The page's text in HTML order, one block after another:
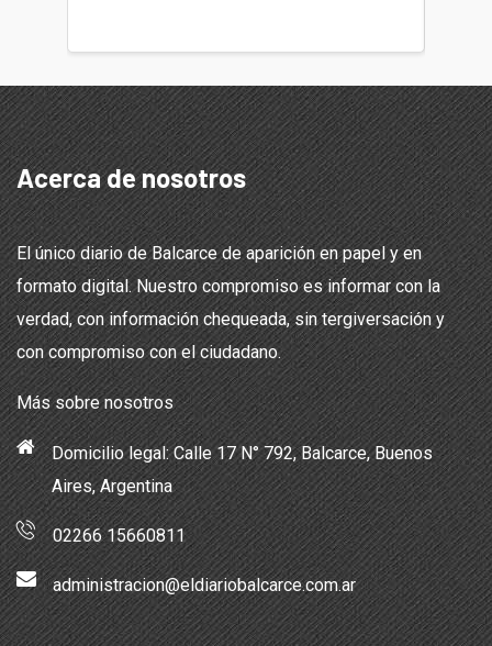
Acerca de nosotros
El único diario de Balcarce de aparición en papel y en
formato digital. Nuestro compromiso es informar con la
verdad, con información chequeada, sin tergiversación y
con compromiso con el ciudadano.
Más sobre nosotros
Domicilio legal: Calle 17 N° 792, Balcarce, Buenos
Aires, Argentina
02266 15660811
administracion@eldiariobalcarce.com.ar